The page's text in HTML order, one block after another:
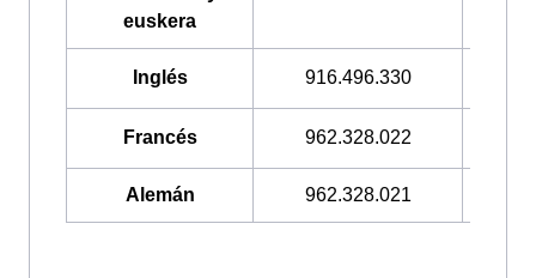
euskera
Inglés 916.496.330
Francés 962.328.022
Alemán 962.328.021